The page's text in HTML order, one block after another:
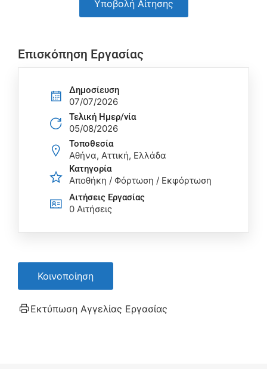
Υποβολή Αίτησης
Επισκόπηση Εργασίας
Δημοσίευση
07/07/2026
Τελική Ημερ/νία
05/08/2026
Τοποθεσία
Αθήνα, Αττική, Ελλάδα
Κατηγορία
Αποθήκη / Φόρτωση / Εκφόρτωση
Αιτήσεις Eργασίας
0 Αιτήσεις
Κοινοποίηση
Εκτύπωση Αγγελίας Εργασίας